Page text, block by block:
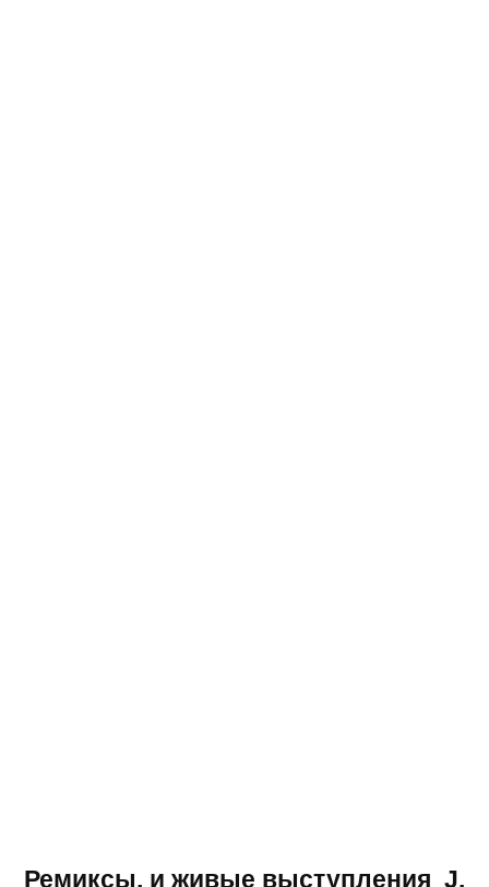
Ремиксы, и живые выступления J.